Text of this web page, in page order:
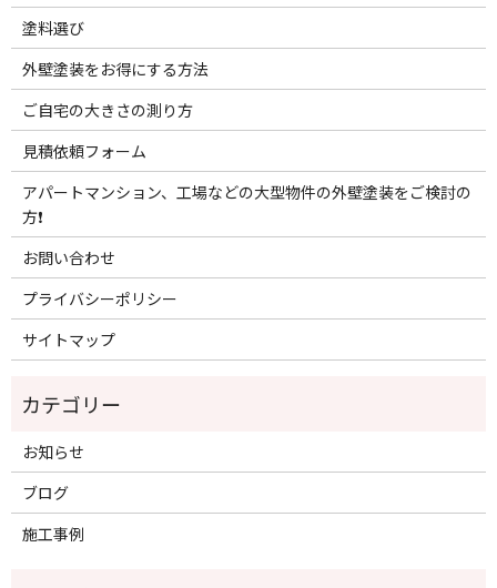
塗料選び
外壁塗装をお得にする方法
ご自宅の大きさの測り方
見積依頼フォーム
アパートマンション、工場などの大型物件の外壁塗装をご検討の
方❗️
お問い合わせ
プライバシーポリシー
サイトマップ
お知らせ
ブログ
施工事例